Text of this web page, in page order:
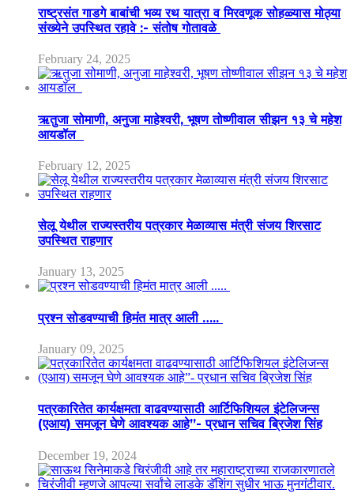
राष्ट्रसंत गाडगे बाबांची भव्य रथ यात्रा व मिरवणूक सोहळ्यास मोठ्या
संख्येने उपस्थित रहावे :- संतोष गोतावळे
February 24, 2025
ऋतुजा सोमाणी, अनुजा माहेश्वरी, भूषण तोष्णीवाल सीझन १३ चे महेश
आयडॉल
February 12, 2025
सेलू येथील राज्यस्तरीय पत्रकार मेळाव्यास मंत्री संजय शिरसाट
उपस्थित राहणार
January 13, 2025
प्रश्न सोडवण्याची हिमंत मात्र आली …..
January 09, 2025
पत्रकारितेत कार्यक्षमता वाढवण्यासाठी आर्टिफिशियल इंटेलिजन्स
(एआय) समजून घेणे आवश्यक आहे”- प्रधान सचिव ब्रिजेश सिंह
December 19, 2024